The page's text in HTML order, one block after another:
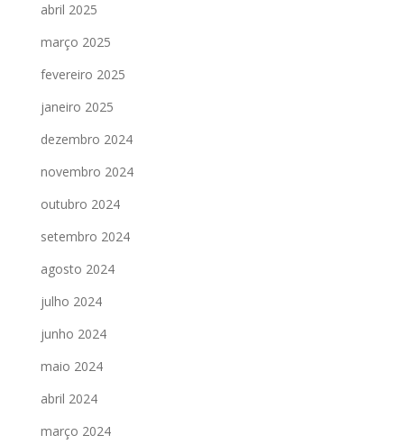
abril 2025
março 2025
fevereiro 2025
janeiro 2025
dezembro 2024
novembro 2024
outubro 2024
setembro 2024
agosto 2024
julho 2024
junho 2024
maio 2024
abril 2024
março 2024